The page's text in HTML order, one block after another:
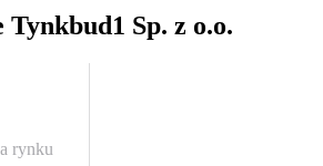
Tynkbud1 Sp. z o.o.
rynku